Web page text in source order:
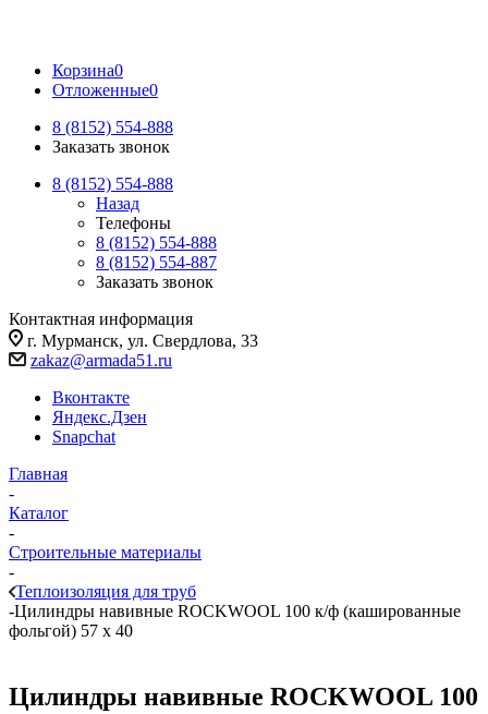
Корзина0
Отложенные0
8 (8152) 554-888
Заказать звонок
8 (8152) 554-888
Назад
Телефоны
8 (8152) 554-888
8 (8152) 554-887
Заказать звонок
Контактная информация
г. Мурманск, ул. Свердлова, 33
zakaz@armada51.ru
Вконтакте
Яндекс.Дзен
Snapchat
Главная
-
Каталог
-
Строительные материалы
-
Теплоизоляция для труб
-Цилиндры навивные ROCKWOOL 100 к/ф (кашированные
фольгой) 57 х 40
Цилиндры навивные ROCKWOOL 100